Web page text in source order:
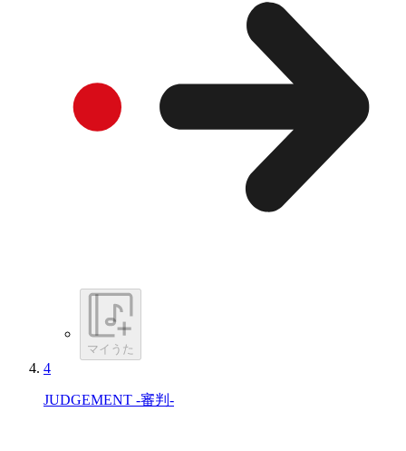
マイうた
4
JUDGEMENT -審判-